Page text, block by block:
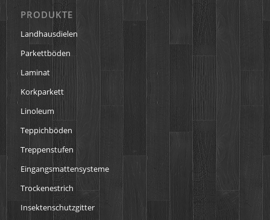
PRODUKTE
Landhausdielen
Parkettböden
Laminat
Korkparkett
Linoleum
Teppichböden
Treppenstufen
Eingangsmattensysteme
Trockenestrich
Insektenschutzgitter